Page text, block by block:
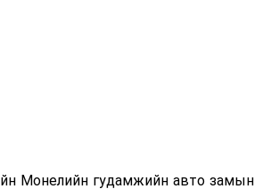
хүч үйлдвэрлэхэд ашиглаж
Монелийн гудамжийн авто замын